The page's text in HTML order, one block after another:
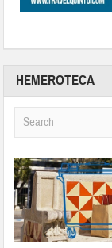
HEMEROTECA